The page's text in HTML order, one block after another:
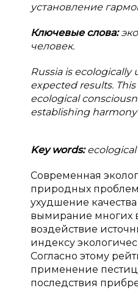
установление
Ключевые слова:
человек.
Russia is
expected results.
ecological
establishing
Key words:
Современная
природных
ухудшение
вымирание многих
воздействие
индексу
Согласно этому
применение
последствия